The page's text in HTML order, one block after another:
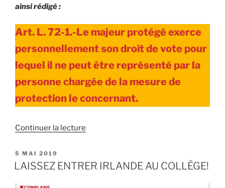
ainsi rédigé :
Art. L. 72-1.-Le majeur protégé exerce
personnellement son droit de vote pour
lequel il ne peut être représenté par la
personne chargée de la mesure de
protection le concernant.
Continuer la lecture
VOTE
PUBLIÉ
LE
5 MAI 2019
LAISSEZ ENTRER IRLANDE AU COLLÈGE!